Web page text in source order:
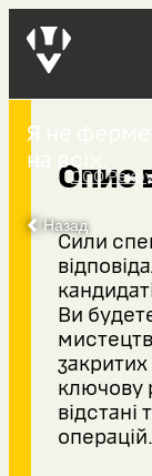
ССО
Назад
Я не
на всіх.
Опис
Сили
Ви
закритих
ключову
відстані
операцій.